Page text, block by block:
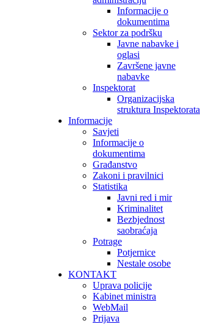
Informacije o
dokumentima
Sektor za podršku
Javne nabavke i
oglasi
Završene javne
nabavke
Inspektorat
Organizacijska
struktura Inspektorata
Informacije
Savjeti
Informacije o
dokumentima
Građanstvo
Zakoni i pravilnici
Statistika
Javni red i mir
Kriminalitet
Bezbjednost
saobraćaja
Potrage
Potjernice
Nestale osobe
KONTAKT
Uprava policije
Kabinet ministra
WebMail
Prijava